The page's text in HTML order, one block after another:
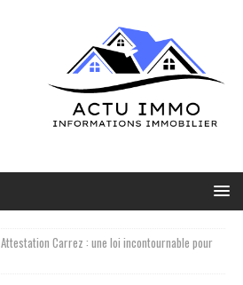
Attestation Carrez : une loi incontournable pour